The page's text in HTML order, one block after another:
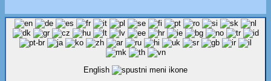
English